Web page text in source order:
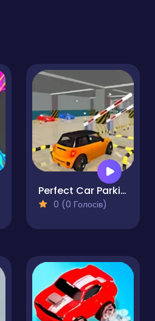
Perfect Car Parking
0 (0 Голосів)